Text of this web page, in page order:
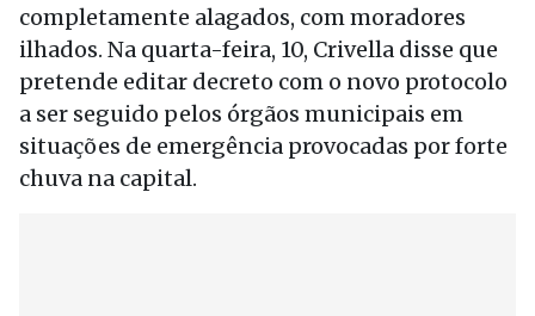
completamente alagados, com moradores
ilhados. Na quarta-feira, 10, Crivella disse que
pretende editar decreto com o novo protocolo
a ser seguido pelos órgãos municipais em
situações de emergência provocadas por forte
chuva na capital.